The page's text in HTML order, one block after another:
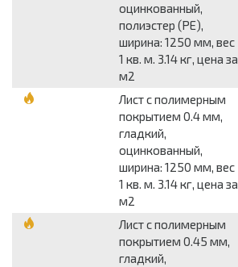
оцинкованный,
полиэстер (PE),
ширина: 1250 мм, вес
1 кв. м. 3.14 кг, цена за
м2
Лист с полимерным
покрытием 0.4 мм,
гладкий,
оцинкованный,
ширина: 1250 мм, вес
1 кв. м. 3.14 кг, цена за
м2
Лист с полимерным
покрытием 0.45 мм,
гладкий,